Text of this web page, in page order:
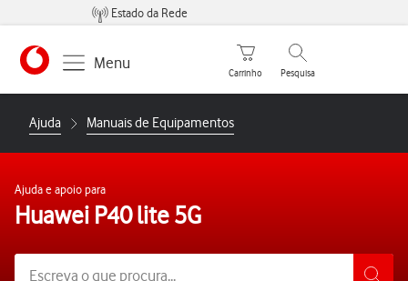
Estado da Rede
https://www.vodafone.pt
Menu
Carrinho de compras
Carrinho
Pesquisar
Pesquisa
Ajuda Manuais de Equipamentos
Ajuda e apoio para
Huawei P40 lite 5G